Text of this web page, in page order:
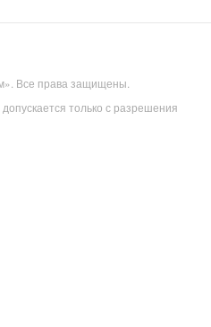
Все права защищены.
только с разрешения